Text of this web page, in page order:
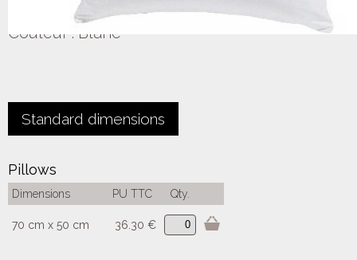
Couleur : Blanc
Standard dimensions
Pillows
Dimensions PU TTC Qty.
70 cm x 50 cm 36.30 €